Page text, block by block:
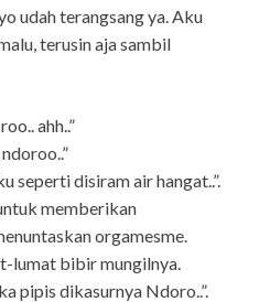
udah terangsang ya. Aku
terusin aja sambil
ahh..”
seperti disiram air hangat..”.
memberikan
orgamesme.
lumat bibir mungilnya.
pipis dikasurnya Ndoro..”.